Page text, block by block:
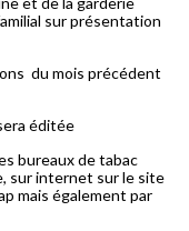
sur présentation
du mois précédent
éditée
bureaux de tabac
sur internet sur le site
mais également par